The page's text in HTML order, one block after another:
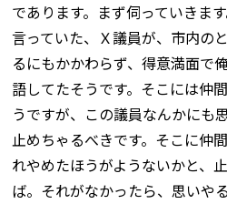
であります。まず伺っていきま
言っていた、Ｘ議員が、市内の
るにもかかわらず、得意満面で
語してたそうです。そこには仲
うですが、この議員なんかにも
止めちゃるべきです。そこに仲
れやめたほうがようないかと、
ば。それがなかったら、思いや